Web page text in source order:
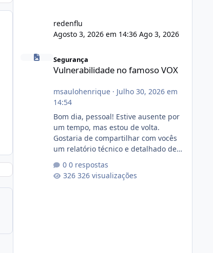
redenflu
Agosto 3, 2026 em 14:36 Ago 3, 2026
Vulnerabilidade no famoso VOX
Segurança
Vulnerabilidade no famoso VOX
msaulohenrique· Julho 30, 2026 em
14:54
Bom dia, pessoal! Estive ausente por
um tempo, mas estou de volta.
Gostaria de compartilhar com vocês
um relatório técnico e detalhado de
conformidade referente
ao VOXPANEL (versão atualmente em
0 respostas
326 visualizações